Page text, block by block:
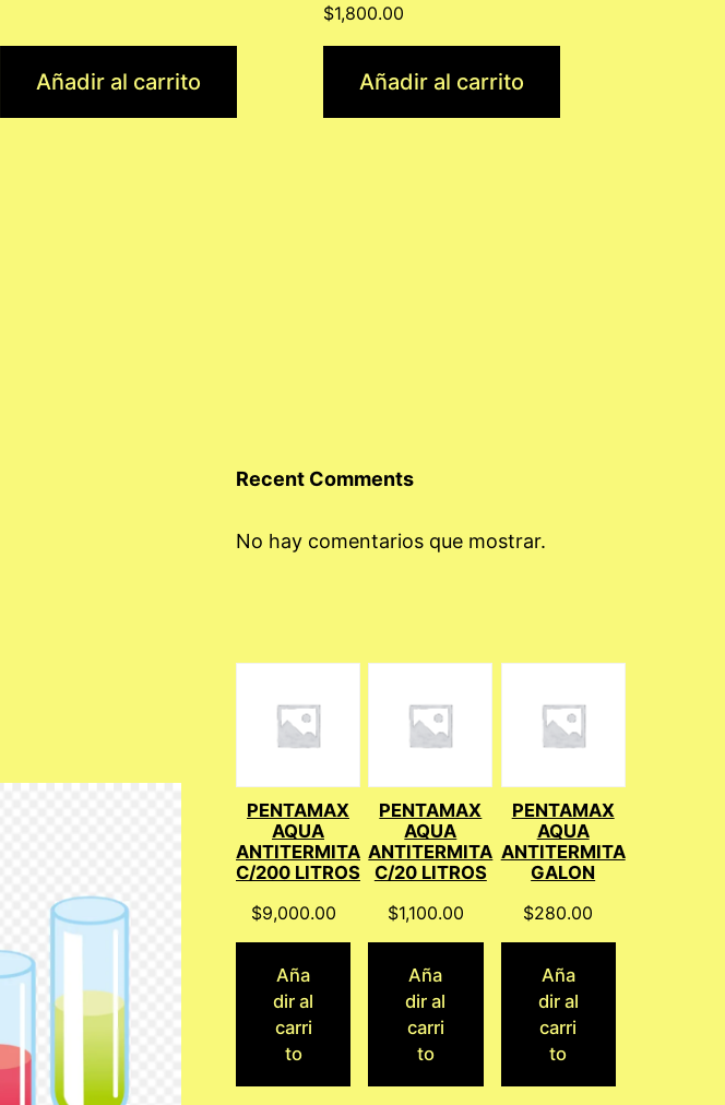
Añadir al carrito
$1,800.00
Añadir al carrito
Recent Comments
No hay comentarios que mostrar.
PENTAMAX
AQUA
ANTITERMITA
C/200 LITROS
$9,000.00
Aña
dir al
carri
to
PENTAMAX
AQUA
ANTITERMITA
C/20 LITROS
$1,100.00
Aña
dir al
carri
to
PENTAMAX
AQUA
ANTITERMITA
GALON
$280.00
Aña
dir al
carri
to